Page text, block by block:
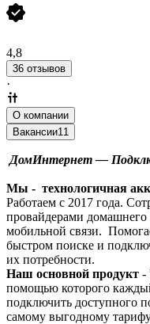
4,8
36 отзывов
·
О компании
Вакансии11
ДомИнтернет —
Мы - технологичная
Работаем с 2017 года.
провайдерами
мобильной связи.
быстром поиске и
их потребности.
Наш основной продукт -
помощью которого
подключить доступного
самому выгодному